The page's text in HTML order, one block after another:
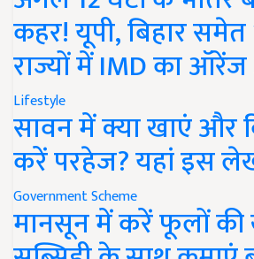
कहर! यूपी, बिहार समेत
राज्यों में IMD का
Lifestyle
सावन में क्या खाएं और
करें परहेज? यहां इस
Government Scheme
मानसून में करें फूलों की